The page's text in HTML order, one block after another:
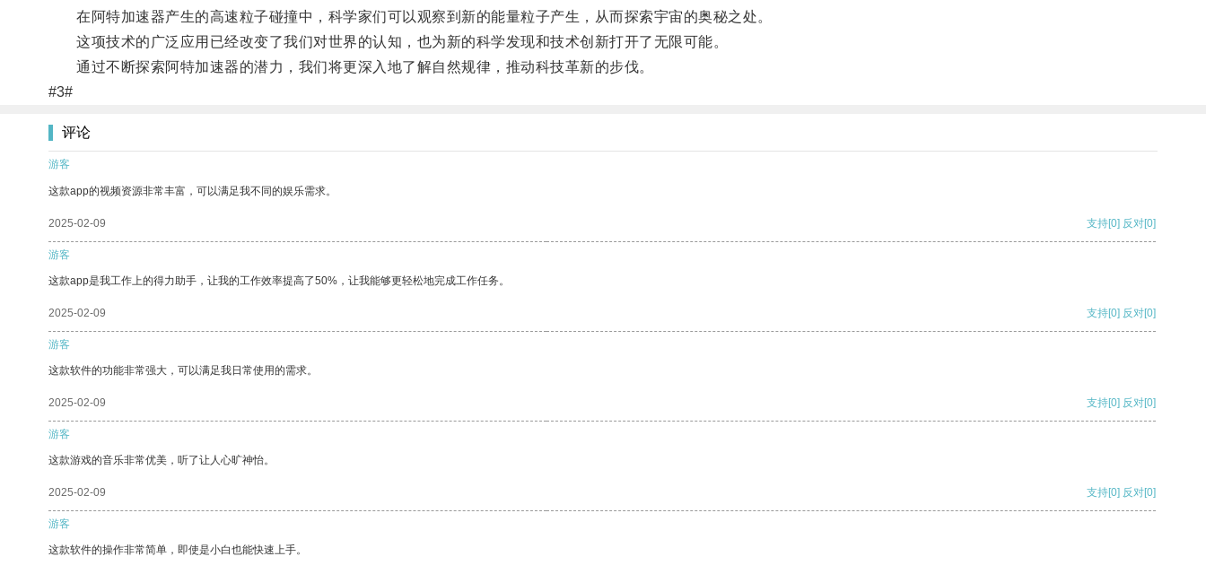
在阿特加速器产生的高速粒子碰撞中，科学家们可以观察到新的能量粒子产生，从而探索宇宙的奥秘之处。
这项技术的广泛应用已经改变了我们对世界的认知，也为新的科学发现和技术创新打开了无限可能。
通过不断探索阿特加速器的潜力，我们将更深入地了解自然规律，推动科技革新的步伐。
#3#
评论
游客
这款app的视频资源非常丰富，可以满足我不同的娱乐需求。
2025-02-09 支持[0] 反对[0]
游客
这款app是我工作上的得力助手，让我的工作效率提高了50%，让我能够更轻松地完成工作任务。
2025-02-09 支持[0] 反对[0]
游客
这款软件的功能非常强大，可以满足我日常使用的需求。
2025-02-09 支持[0] 反对[0]
游客
这款游戏的音乐非常优美，听了让人心旷神怡。
2025-02-09 支持[0] 反对[0]
游客
这款软件的操作非常简单，即使是小白也能快速上手。